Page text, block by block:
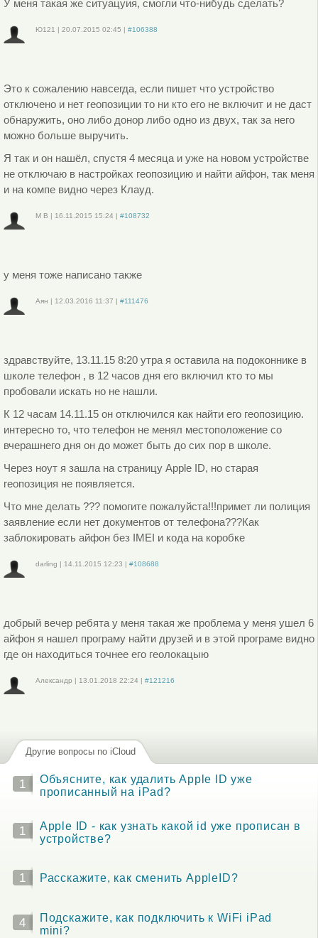
У меня такая же ситуацуия, смогли что-нибудь сделать?
Ю121 | 20.07.2015 02:45 | #106388
Это к сожалению навсегда, если пишет что устройство
отключено и нет геопозиции то ни кто его не включит и не даст
обнаружить, оно либо донор либо одно из двух, так за него
можно больше выручить.
Я так и он нашёл, спустя 4 месяца и уже на новом устройстве
не отключаю в настройках геопозицию и найти айфон, так меня
и на компе видно через Клауд.
М В | 16.11.2015 15:24 | #108732
у меня тоже написано также
Аян | 12.03.2016 11:37 | #111476
здравствуйте, 13.11.15 8:20 утра я оставила на подоконнике в
школе телефон , в 12 часов дня его включил кто то мы
пробовали искать но не нашли.
К 12 часам 14.11.15 он отключился как найти его геопозицию.
интересно то, что телефон не менял местоположение со
вчерашнего дня он до может быть до сих пор в школе.
Через ноут я зашла на страницу Apple ID, но старая
геопозиция не появляется.
Что мне делать ??? помогите пожалуйста!!!примет ли полиция
заявление если нет документов от телефона???Как
заблокировать айфон без IMEI и кода на коробке
darling | 14.11.2015 12:23 | #108688
добрый вечер ребята у меня такая же проблема у меня ушел 6
айфон я нашел програму найти друзей и в этой програме видно
где он находиться точнее его геолокацыю
Александр | 13.01.2018 22:24 | #121216
Другие вопросы по iCloud
1
Объясните, как удалить Apple ID уже
прописанный на iPad?
1
Apple ID - как узнать какой id уже прописан в
устройстве?
1 Расскажите, как сменить AppleID?
4
Подскажите, как подключить к WiFi iPad
mini?